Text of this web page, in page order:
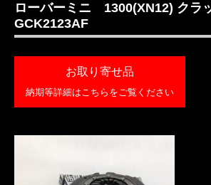
ローバーミニ 1300(XN12) クラ
GCK2123AF
お取り寄せ品
納期等詳細はこちらをご覧ください